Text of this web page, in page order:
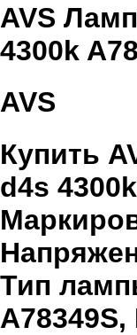
AVS
4300k
AVS
Купить
d4s
Тип
A78349S,